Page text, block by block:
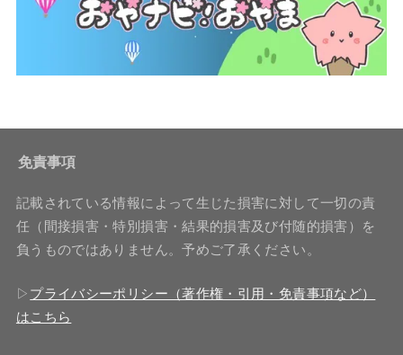
免責事項
記載されている情報によって生じた損害に対して一切の責
任（間接損害・特別損害・結果的損害及び付随的損害）を
負うものではありません。予めご了承ください。
▷ プライバシーポリシー（著作権・引用・免責事項など）
はこちら